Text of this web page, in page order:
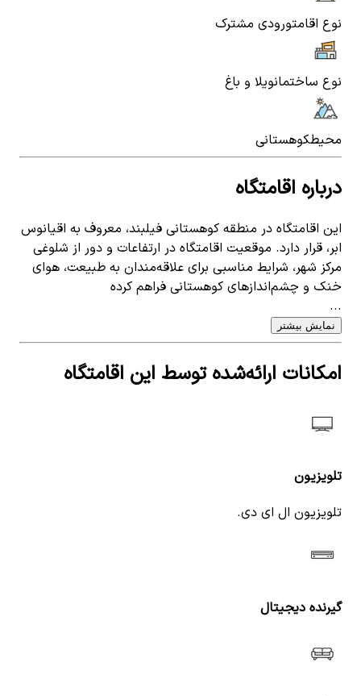
نوع اقامتورودی مشترک
نوع ساختمانویلا و باغ
محیطکوهستانی
درباره اقامتگاه
این اقامتگاه در منطقه کوهستانی فیلبند، معروف به اقیانوس
ابر، قرار دارد. موقعیت اقامتگاه در ارتفاعات و دور از شلوغی
مرکز شهر، شرایط مناسبی برای علاقه‌مندان به طبیعت، هوای
خنک و چشم‌اندازهای کوهستانی فراهم کرده
...
نمایش بیشتر
امکانات ارائه‌شده توسط این اقامتگاه
تلویزیون
تلویزیون ال ای دی.
گیرنده دیجیتال